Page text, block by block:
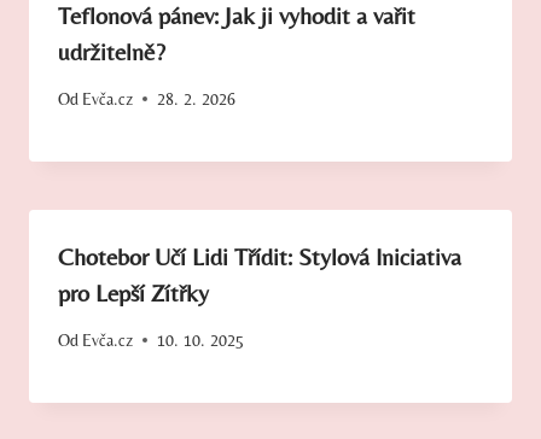
Teflonová pánev: Jak ji vyhodit a vařit
udržitelně?
Od Evča.cz 28. 2. 2026
Chotebor Učí Lidi Třídit: Stylová Iniciativa
pro Lepší Zítřky
Od Evča.cz 10. 10. 2025